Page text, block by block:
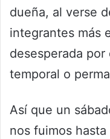
dueña, al verse
integrantes más
desesperada
temporal o
Así que un
nos fuimos